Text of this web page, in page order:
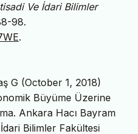
Ve İdari Bilimler
98.
.
G (October 1, 2018)
Büyüme Üzerine
Ankara Hacı Bayram
Bilimler Fakültesi